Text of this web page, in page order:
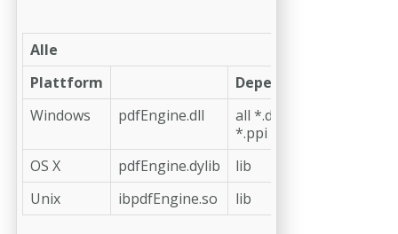
Alle
Plattform
Dependencies
Windows
pdfEngine.dll
all *.dll and
*.ppi
OS X pdfEngine.dylib lib
Unix
ibpdfEngine.so lib